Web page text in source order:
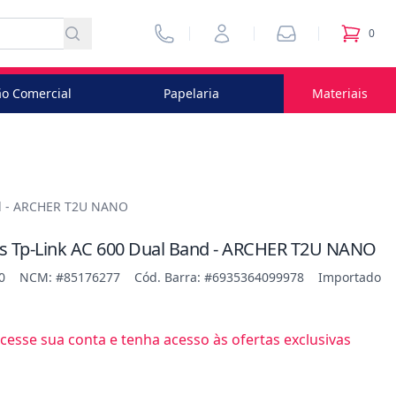
VendedoresMinha ContaPedidos 0
itens
Comercial Papelaria Materiais
ARCHER T2U NANO
Link AC 600 Dual Band - ARCHER T2U NANO
NCM: #85176277 Cód. Barra: #6935364099978 Importado
sua conta e tenha acesso às ofertas exclusivas